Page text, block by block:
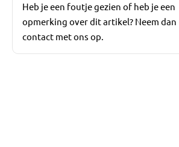
Heb je een foutje gezien of heb je een
opmerking over dit artikel? Neem dan
contact met ons op.